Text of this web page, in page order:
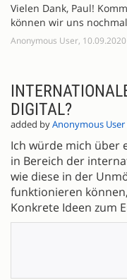
Vielen Dank, Paul!
können wir uns
Anonymous User, 10.09.2020
DIGITAL?
added byAnonymous User
Ich würde mich über
in Bereich der
wie diese in der
funktionieren
Konkrete Ideen zum